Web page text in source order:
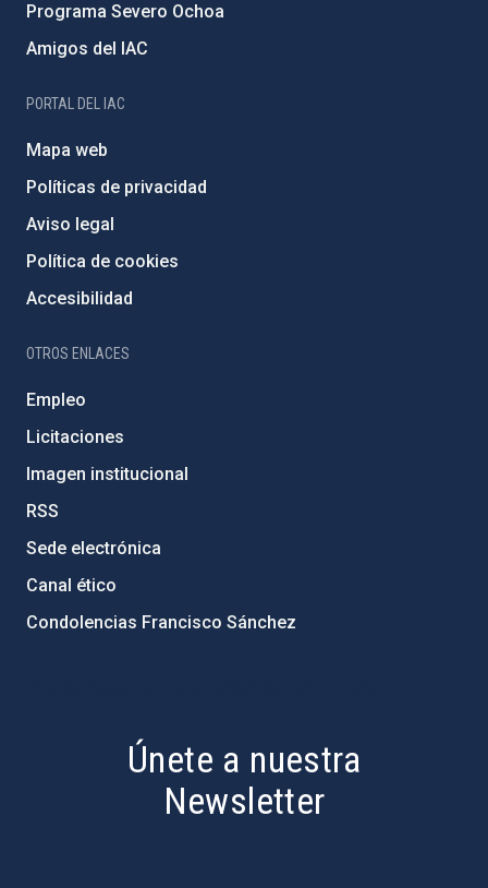
Programa Severo Ochoa
Amigos del IAC
PORTAL DEL IAC
Mapa web
Políticas de privacidad
Aviso legal
Política de cookies
Accesibilidad
OTROS ENLACES
Empleo
Licitaciones
Imagen institucional
RSS
Sede electrónica
Canal ético
Condolencias Francisco Sánchez
Únete a nuestra
Newsletter